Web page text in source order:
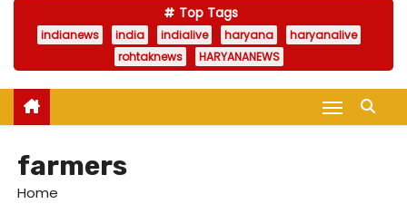
Top Tags
indianews india indialive haryana
haryanalive
rohtaknews
HARYANANEWS
farmers
Home